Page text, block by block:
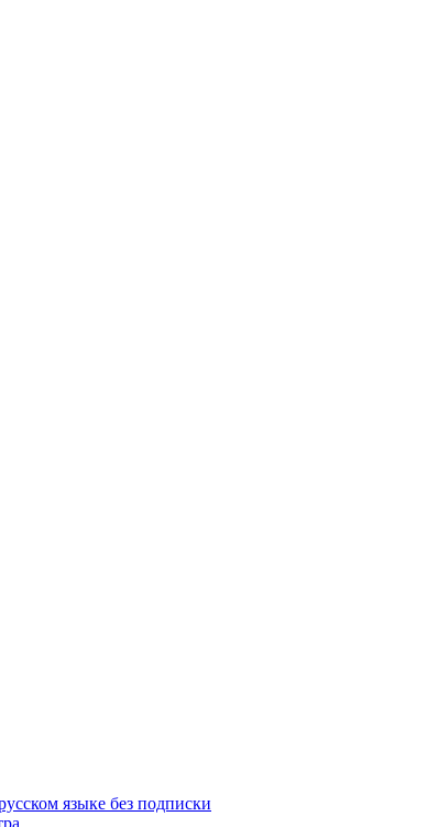
языке без подписки